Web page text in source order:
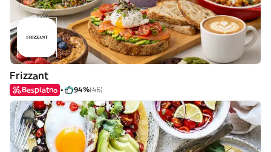
Frizzant
Besplatno 94%(46)